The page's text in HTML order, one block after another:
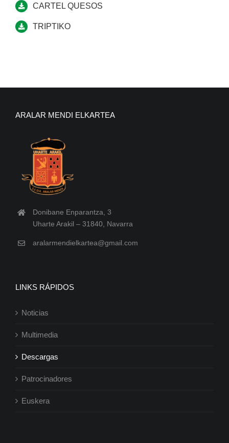
CARTEL QUESOS
TRIPTIKO
ARALAR MENDI ELKARTEA
Donibane Enparantza, 3
Uharte Arakil – 31840, Navarra
aralarmendielkartea@gmail.com
LINKS RÁPIDOS
Noticias
Multimedia
Descargas
Patrocinadores
Euskera